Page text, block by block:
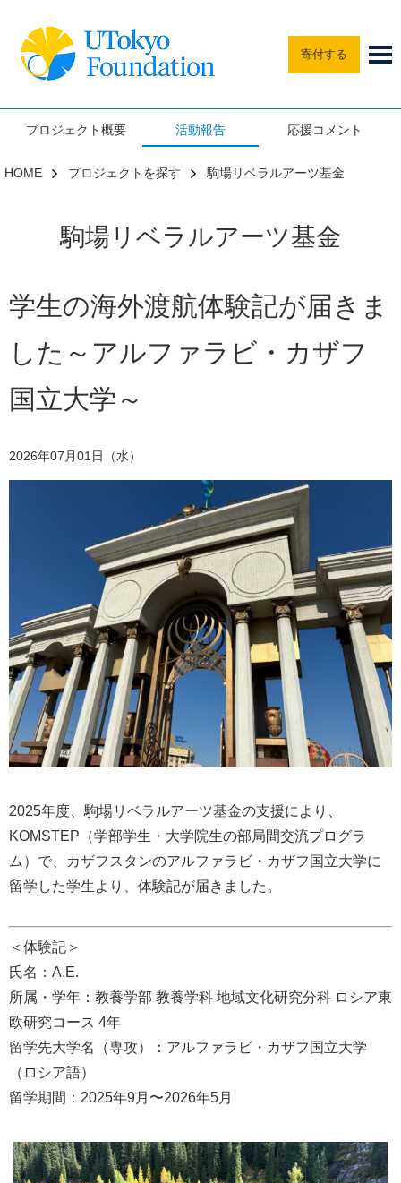
寄付する
HOME プロジェクトを探す 駒場リベラルアーツ基金
駒場リベラルアーツ基金
プロジェクト概要 活動報告 応援コメント
学生の海外渡航体験記が届きま
した～アルファラビ・カザフ
国立大学～
2026年07月01日（水）
2025年度、駒場リベラルアーツ基金の支援により、
KOMSTEP（学部学生・大学院生の部局間交流プログラ
ム）で、カザフスタンのアルファラビ・カザフ国立大学に
留学した学生より、体験記が届きました。
＜体験記＞
氏名：A.E.
所属・学年：教養学部 教養学科 地域文化研究分科 ロシア東
欧研究コース 4年
留学先大学名（専攻）：アルファラビ・カザフ国立大学
（ロシア語）
留学期間：2025年9月〜2026年5月